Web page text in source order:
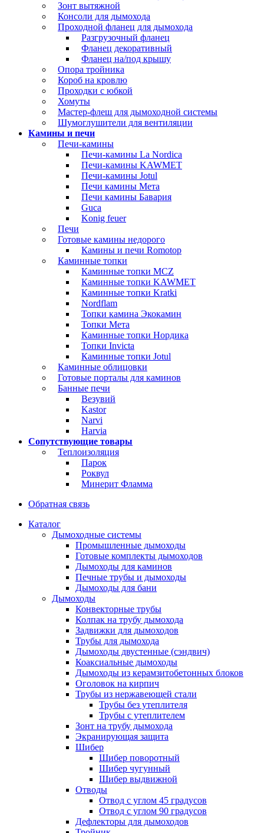
Зонт вытяжной
Консоли для дымохода
Проходной фланец для дымохода
Разгрузочный фланец
Фланец декоративный
Фланец на/под крышу
Опора тройника
Короб на кровлю
Проходки с юбкой
Хомуты
Мастер-флеш для дымоходной системы
Шумоглушители для вентиляции
Камины и печи
Печи-камины
Печи-камины La Nordica
Печи-камины KAWMET
Печи-камины Jotul
Печи камины Мета
Печи камины Бавария
Guca
Konig feuer
Печи
Готовые камины недорого
Камины и печи Romotop
Каминные топки
Каминные топки MCZ
Каминные топки KAWMET
Каминные топки Kratki
Nordflam
Топки камина Экокамин
Топки Мета
Каминные топки Нордика
Топки Invicta
Каминные топки Jotul
Каминные облицовки
Готовые порталы для каминов
Банные печи
Везувий
Kastor
Narvi
Harvia
Сопутствующие товары
Теплоизоляция
Парок
Роквул
Минерит Фламма
Обратная связь
Каталог
Дымоходные системы
Промышленные дымоходы
Готовые комплекты дымоходов
Дымоходы для каминов
Печные трубы и дымоходы
Дымоходы для бани
Дымоходы
Конвекторные трубы
Колпак на трубу дымохода
Задвижки для дымоходов
Трубы для дымохода
Дымоходы двустенные (сэндвич)
Коаксиальные дымоходы
Дымоходы из керамзитобетонных блоков
Оголовок на кирпич
Трубы из нержавеющей стали
Трубы без утеплителя
Трубы с утеплителем
Зонт на трубу дымохода
Экранирующая защита
Шибер
Шибер поворотный
Шибер чугунный
Шибер выдвижной
Отводы
Отвод с углом 45 градусов
Отвод с углом 90 градусов
Дефлекторы для дымоходов